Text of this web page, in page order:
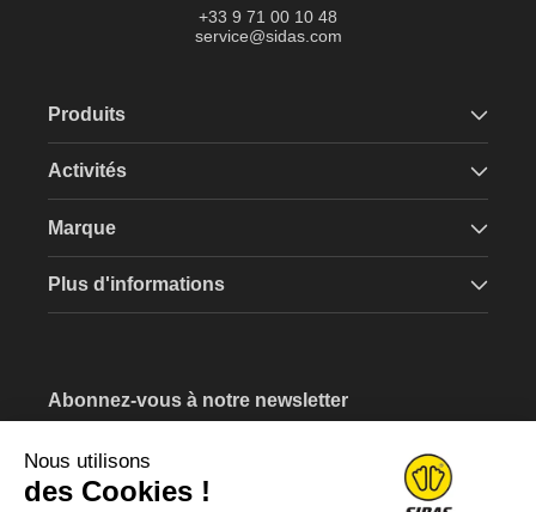
+33 9 71 00 10 48
service@sidas.com
Produits
Activités
Marque
Plus d'informations
Abonnez-vous à notre newsletter
Saissisez votre e-mail
Nous utilisons
des Cookies !